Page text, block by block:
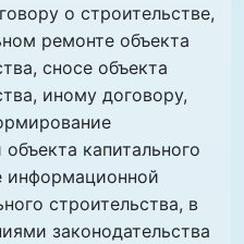
о строительстве,
ремонте объекта
сносе объекта
иному договору,
капитального
информационной
строительства, в
законодательства